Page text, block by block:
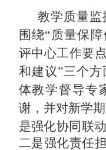
教学质量
围绕“质量保
评中心工作要
和建议”三个
体教学督导专
谢，并对新学
是强化协同联
二是强化责任